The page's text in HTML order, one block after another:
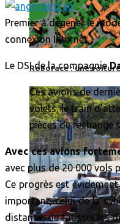
Roborace : une
Premier à dégener le
connexion Internet.
Le DSI de la compagnie
Ces avions de
volets, le train
pièces de rechange
Avec ces avions
avec plus de 20 000 vols
Ce progrès est
important, celui de la
distance, de fausser les